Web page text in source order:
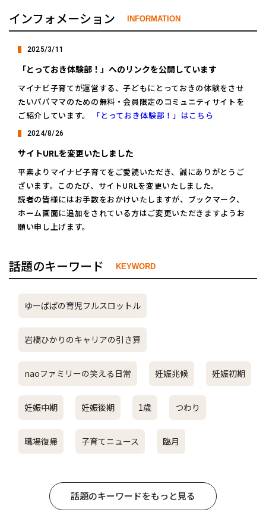
インフォメーション INFORMATION
2025/3/11
「とっておき体験部！」へのリンクを公開しています
マイナビ子育てが運営する、子どもにとっておきの体験をさせ
たいパパママのための無料・会員限定のコミュニティサイトを
ご紹介しています。
「とっておき体験部！」はこちら
2024/8/26
サイトURLを変更いたしました
平素よりマイナビ子育てをご愛読いただき、誠にありがとうご
ざいます。このたび、サイトURLを変更いたしました。
読者の皆様にはお手数をおかけいたしますが、ブックマーク、
ホーム画面に追加をされている方はご変更いただきますようお
願い申し上げます。
話題のキーワード KEYWORD
ゆーぱぱの育児フルスロットル
岩橋ひかりのキャリアの引き算
naoファミリーの笑える日常 妊娠兆候 妊娠初期
妊娠中期 妊娠後期 1歳 つわり
職場復帰 子育てニュース 臨月
話題のキーワードをもっと見る